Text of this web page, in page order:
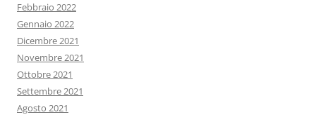
Febbraio 2022
Gennaio 2022
Dicembre 2021
Novembre 2021
Ottobre 2021
Settembre 2021
Agosto 2021